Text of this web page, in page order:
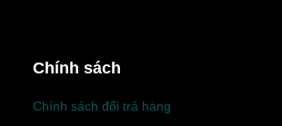
Chính sách
Chính sách đổi trả hàng